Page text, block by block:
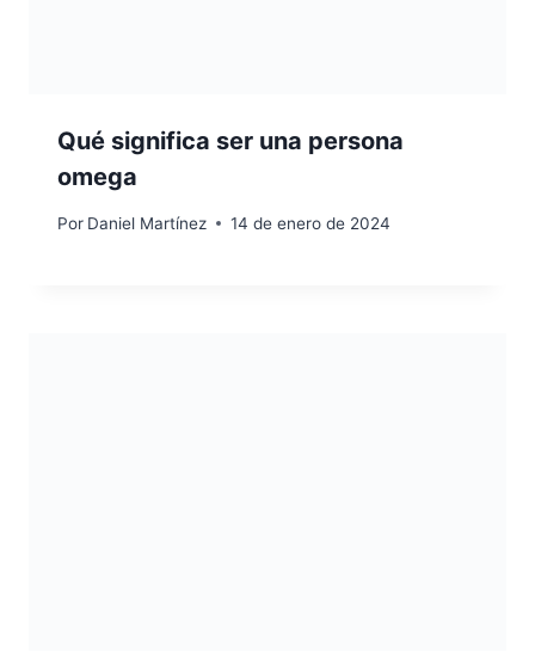
Qué significa ser una persona
omega
Por Daniel Martínez 14 de enero de 2024